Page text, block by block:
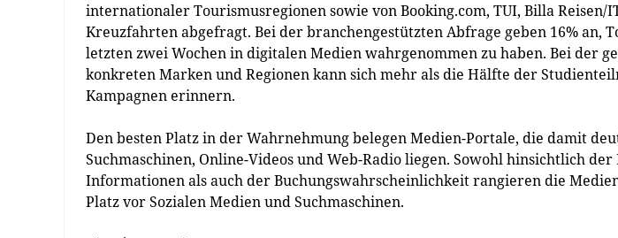
internationaler Tourismusregionen sowie von Booking.com, TUI, Billa Reisen/
Kreuzfahrten abgefragt. Bei der branchengestützten Abfrage geben 16% an,
letzten zwei Wochen in digitalen Medien wahrgenommen zu haben. Bei der
konkreten Marken und Regionen kann sich mehr als die Hälfte der
Kampagnen erinnern.
Den besten Platz in der Wahrnehmung belegen Medien-Portale, die damit
Suchmaschinen, Online-Videos und Web-Radio liegen. Sowohl hinsichtlich
Informationen als auch der Buchungswahrscheinlichkeit rangieren die
Platz vor Sozialen Medien und Suchmaschinen.